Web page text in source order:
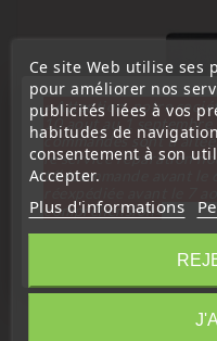
(5/ 5
Ce site Web utilise ses
pour améliorer nos
publicités liées à vos
habitudes de
consentement à son
Accepter.
Plus d'informations
« Attention, notre
10 aout au 1
commandes sont
le service réparation
télécommande avant le
compréhension»